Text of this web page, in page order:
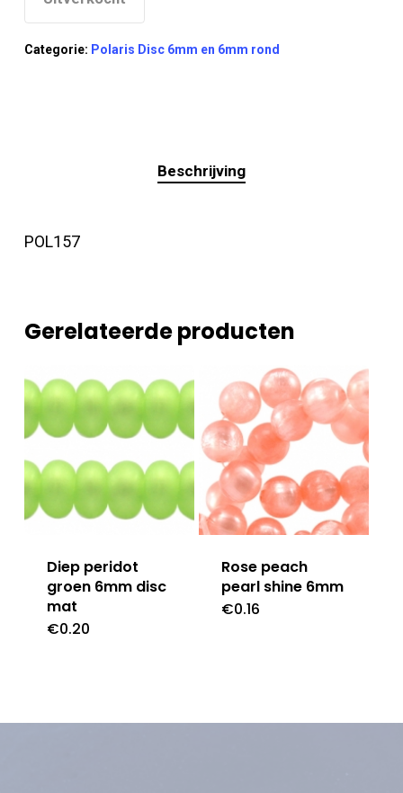
Categorie: Polaris Disc 6mm en 6mm rond
Beschrijving
POL157
Gerelateerde producten
Diep peridot
groen 6mm disc
mat
€0.20
Rose peach
pearl shine 6mm
€0.16